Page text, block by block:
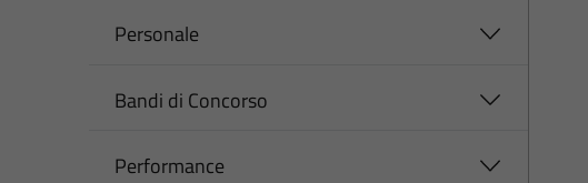
Personale
Bandi di Concorso
Performance